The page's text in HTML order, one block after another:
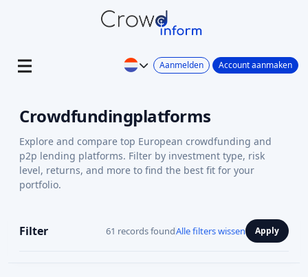
Aanmelden Account aanmaken
Crowdfundingplatforms
Explore and compare top European crowdfunding and
p2p lending platforms. Filter by investment type, risk
level, returns, and more to find the best fit for your
portfolio.
Filter 61 records foundAlle filters wissen Apply